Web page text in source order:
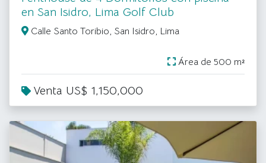
en San Isidro, Lima Golf Club
Calle Santo Toribio, San Isidro, Lima
Área de 500 m²
Venta US$ 1,150,000